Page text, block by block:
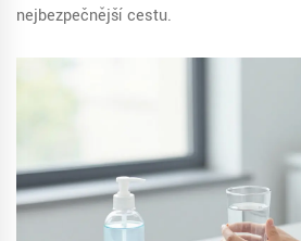
nejbezpečnější cestu.